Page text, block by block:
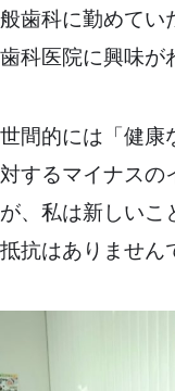
般歯科に勤めてい
歯科医院に興味が
世間的には「健康
対するマイナスの
が、私は新しいこ
抵抗はありません